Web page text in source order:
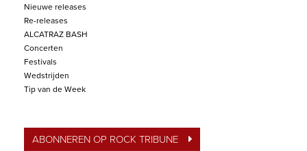
Nieuwe releases
Re-releases
ALCATRAZ BASH
Concerten
Festivals
Wedstrijden
Tip van de Week
ABONNEREN OP ROCK TRIBUNE